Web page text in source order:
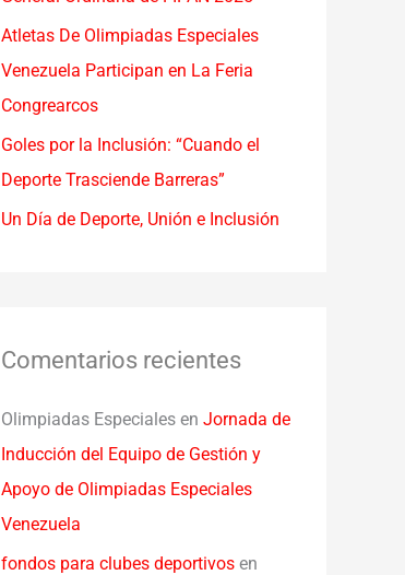
Atletas De Olimpiadas Especiales
Venezuela Participan en La Feria
Congrearcos
Goles por la Inclusión: “Cuando el
Deporte Trasciende Barreras”
Un Día de Deporte, Unión e Inclusión
Comentarios recientes
Olimpiadas Especiales en Jornada de
Inducción del Equipo de Gestión y
Apoyo de Olimpiadas Especiales
Venezuela
fondos para clubes deportivos en